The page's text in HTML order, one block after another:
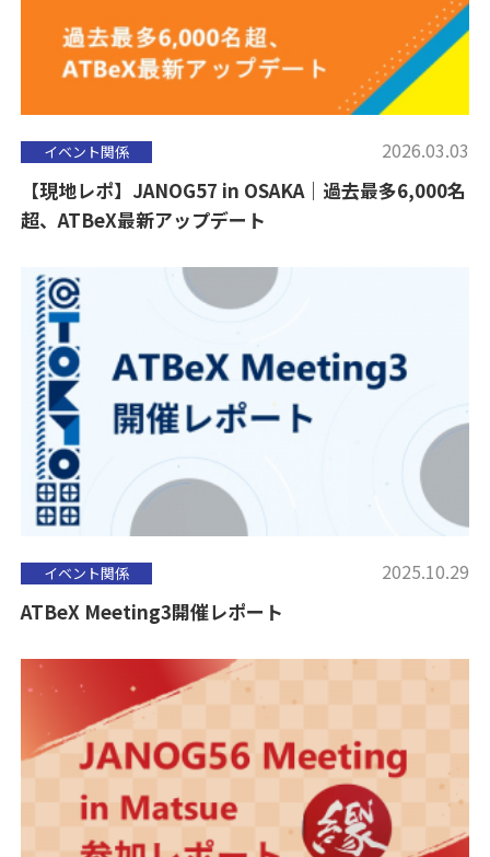
イベント関係 2026.03.03
【現地レポ】JANOG57 in OSAKA｜過去最多6,000名
超、ATBeX最新アップデート
イベント関係 2025.10.29
ATBeX Meeting3開催レポート